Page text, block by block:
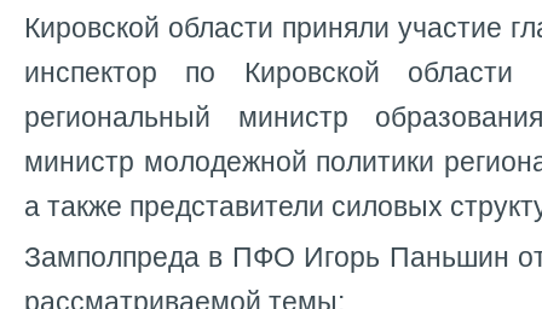
Кировской области приняли участие
инспектор по Кировской области
региональный министр
министр молодежной политики
а также представители силовых
Замполпреда в ПФО Игорь Паньшин
рассматриваемой темы: